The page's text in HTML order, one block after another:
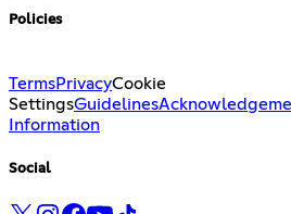
Policies
TermsPrivacyCookie
SettingsGuidelines
Information
Social